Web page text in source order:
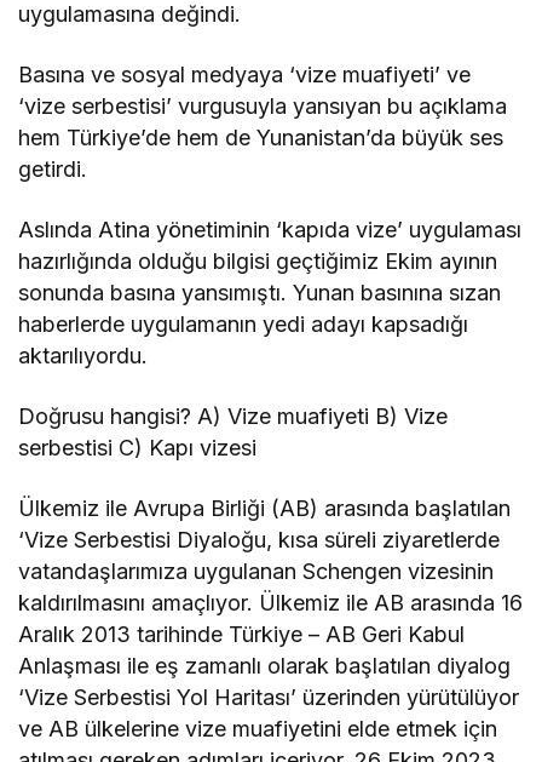
uygulamasına değindi.
Basına ve sosyal medyaya ‘vize muafiyeti’ ve
‘vize serbestisi’ vurgusuyla yansıyan bu açıklama
hem Türkiye’de hem de Yunanistan’da büyük ses
getirdi.
Aslında Atina yönetiminin ‘kapıda vize’ uygulaması
hazırlığında olduğu bilgisi geçtiğimiz Ekim ayının
sonunda basına yansımıştı. Yunan basınına sızan
haberlerde uygulamanın yedi adayı kapsadığı
aktarılıyordu.
Doğrusu hangisi? A) Vize muafiyeti B) Vize
serbestisi C) Kapı vizesi
Ülkemiz ile Avrupa Birliği (AB) arasında başlatılan
‘Vize Serbestisi Diyaloğu, kısa süreli ziyaretlerde
vatandaşlarımıza uygulanan Schengen vizesinin
kaldırılmasını amaçlıyor. Ülkemiz ile AB arasında 16
Aralık 2013 tarihinde Türkiye – AB Geri Kabul
Anlaşması ile eş zamanlı olarak başlatılan diyalog
‘Vize Serbestisi Yol Haritası’ üzerinden yürütülüyor
ve AB ülkelerine vize muafiyetini elde etmek için